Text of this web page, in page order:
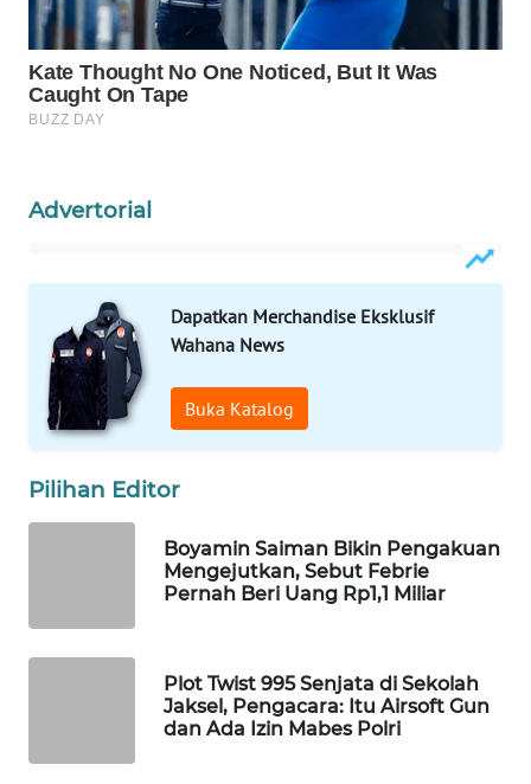
Advertorial
Dapatkan Merchandise Eksklusif
Wahana News
Buka Katalog
Pilihan Editor
Boyamin Saiman Bikin Pengakuan
Mengejutkan, Sebut Febrie
Pernah Beri Uang Rp1,1 Miliar
Plot Twist 995 Senjata di Sekolah
Jaksel, Pengacara: Itu Airsoft Gun
dan Ada Izin Mabes Polri
WN
LABUANBAJO
WN
BORNEO
Media
WAHANA
NEWS
WAHANA
TANI
ADVOKAT
INFRASTRUKTUR
WAHANA
KONSUMEN